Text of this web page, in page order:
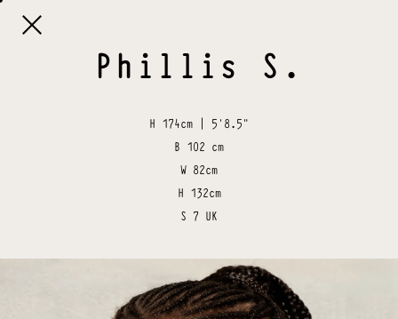

Phillis S .
H 174cm | 5'8.5"
B 102 cm
W 82cm
H 132cm
S 7 UK